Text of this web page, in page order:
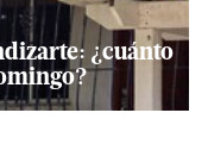
¿cuánto